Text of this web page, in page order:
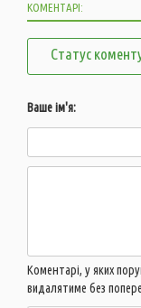
КОМЕНТАРІ:
Статус
Ваше ім'я:
Коментарі, у яких
видалятиме без